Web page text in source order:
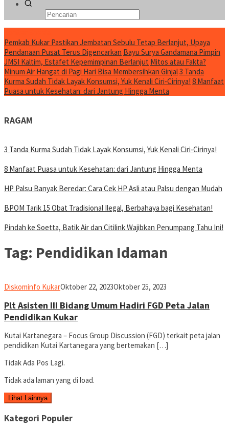
Pemkab Kukar Pastikan Jembatan Sebulu Tetap Berlanjut, Upaya
Pendanaan Pusat Terus Digencarkan Bayu Surya Gandamana Pimpin
JMSI Kaltim, Estafet Kepemimpinan Berlanjut Mitos atau Fakta?
Minum Air Hangat di Pagi Hari Bisa Membersihkan Ginjal3 Tanda
Kurma Sudah Tidak Layak Konsumsi, Yuk Kenali Ciri-Cirinya! 8 Manfaat
Puasa untuk Kesehatan: dari Jantung Hingga Menta
RAGAM
3 Tanda Kurma Sudah Tidak Layak Konsumsi, Yuk Kenali Ciri-Cirinya!
8 Manfaat Puasa untuk Kesehatan: dari Jantung Hingga Menta
HP Palsu Banyak Beredar: Cara Cek HP Asli atau Palsu dengan Mudah
BPOM Tarik 15 Obat Tradisional Ilegal, Berbahaya bagi Kesehatan!
Pindah ke Soetta, Batik Air dan Citilink Wajibkan Penumpang Tahu Ini!
Tag: Pendidikan Idaman
Diskominfo KukarLiputan
Oktober 22, 2023Oktober 25, 2023
Plt Asisten III Bidang Umum Hadiri FGD Peta Jalan
Pendidikan Kukar
Kutai Kartanegara – Focus Group Discussion (FGD) terkait peta jalan
pendidikan Kutai Kartanegara yang bertemakan […]
Tidak Ada Pos Lagi.
Tidak ada laman yang di load.
Lihat Lainnya
Kategori Populer